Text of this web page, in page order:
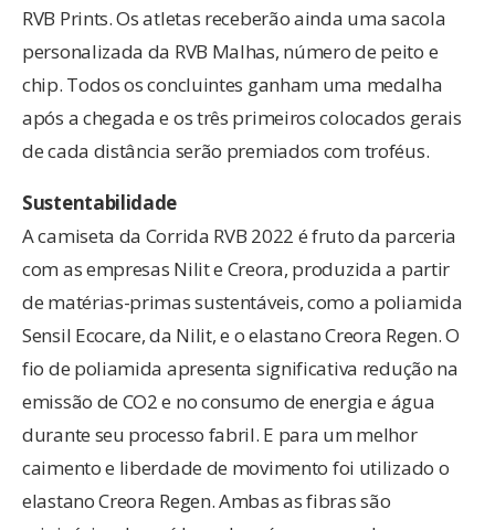
RVB Prints. Os atletas receberão ainda uma sacola
personalizada da RVB Malhas, número de peito e
chip. Todos os concluintes ganham uma medalha
após a chegada e os três primeiros colocados gerais
de cada distância serão premiados com troféus.
Sustentabilidade
A camiseta da Corrida RVB 2022 é fruto da parceria
com as empresas Nilit e Creora, produzida a partir
de matérias-primas sustentáveis, como a poliamida
Sensil Ecocare, da Nilit, e o elastano Creora Regen. O
fio de poliamida apresenta significativa redução na
emissão de CO2 e no consumo de energia e água
durante seu processo fabril. E para um melhor
caimento e liberdade de movimento foi utilizado o
elastano Creora Regen. Ambas as fibras são